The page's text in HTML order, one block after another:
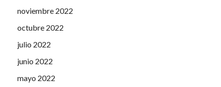
noviembre 2022
octubre 2022
julio 2022
junio 2022
mayo 2022